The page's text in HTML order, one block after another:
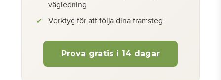
vägledning
Verktyg för att följa dina framsteg
Prova gratis i 14 dagar